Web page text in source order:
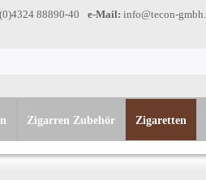
88890-40 e-Mail: info@tecon-
Zigarren Zubehör Zigaretten